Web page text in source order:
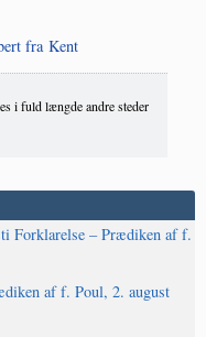
fra Kent
i fuld længde andre steder
Forklarelse – Prædiken af f.
af f. Poul, 2. august